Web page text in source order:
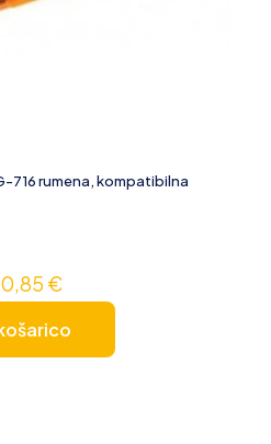
716 rumena, kompatibilna
€